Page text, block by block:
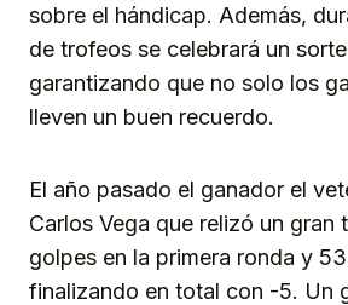
sobre el hándicap. Además,
de trofeos se celebrará un
garantizando que no solo los
lleven un buen recuerdo.
El año pasado el ganador el
Carlos Vega que relizó un gran
golpes en la primera ronda y
finalizando en total con -5. Un